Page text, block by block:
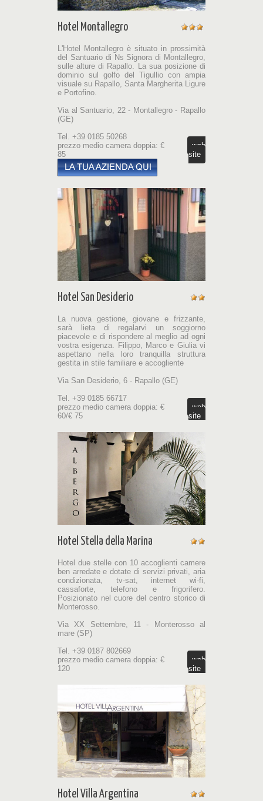
Hotel Montallegro
L'Hotel Montallegro è situato in prossimità
del Santuario di Ns Signora di Montallegro,
sulle alture di Rapallo. La sua posizione di
dominio sul golfo del Tigullio con ampia
visuale su Rapallo, Santa Margherita Ligure
e Portofino.
Via al Santuario, 22 - Montallegro - Rapallo
(GE)
Tel. +39 0185 50268
prezzo medio camera doppia: €
85
web
site
Hotel San Desiderio
La nuova gestione, giovane e frizzante,
sarà lieta di regalarvi un soggiorno
piacevole e di rispondere al meglio ad ogni
vostra esigenza. Filippo, Marco e Giulia vi
aspettano nella loro tranquilla struttura
gestita in stile familiare e accogliente
Via San Desiderio, 6 - Rapallo (GE)
Tel. +39 0185 66717
prezzo medio camera doppia: €
60/€ 75
web
site
Hotel Stella della Marina
Hotel due stelle con 10 accoglienti camere
ben arredate e dotate di servizi privati, aria
condizionata, tv-sat, internet wi-fi,
cassaforte, telefono e frigorifero.
Posizionato nel cuore del centro storico di
Monterosso.
Via XX Settembre, 11 - Monterosso al
mare (SP)
Tel. +39 0187 802669
prezzo medio camera doppia: €
120
web
site
Hotel Villa Argentina